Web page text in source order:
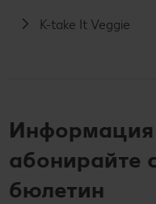
K-take It Veggie
Информация
абонирайте
бюлетин